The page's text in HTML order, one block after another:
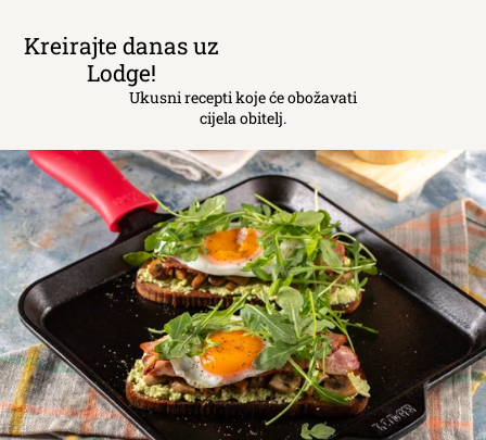
Kreirajte danas uz
Lodge!
Ukusni recepti koje će obožavati
cijela obitelj.